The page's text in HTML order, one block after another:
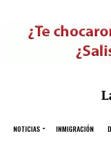
NOTICIAS INMIGRACIÓN